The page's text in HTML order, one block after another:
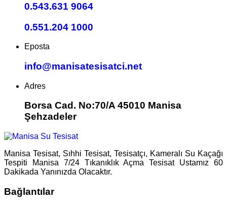
0.543.631 9064
0.551.204 1000
Eposta
info@manisatesisatci.net
Adres
Borsa Cad. No:70/A 45010 Manisa
Şehzadeler
Manisa Tesisat, Sıhhi Tesisat, Tesisatçı, Kameralı Su Kaçağı
Tespiti Manisa 7/24 Tıkanıklık Açma Tesisat Ustamız 60
Dakikada Yanınızda Olacaktır.
Bağlantılar